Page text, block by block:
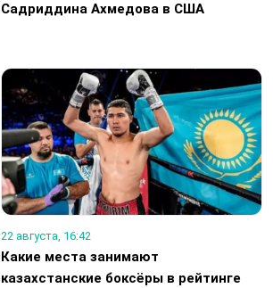
Садриддина Ахмедова в США
22 августа, 16:42
Какие места занимают
казахстанские боксёры в рейтинге